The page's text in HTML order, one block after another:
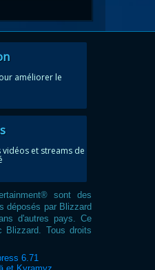
améliorer le
vidéos et streams de
sont des
déposés par Blizzard
d'autres pays. Ce
Tous droits
6.71